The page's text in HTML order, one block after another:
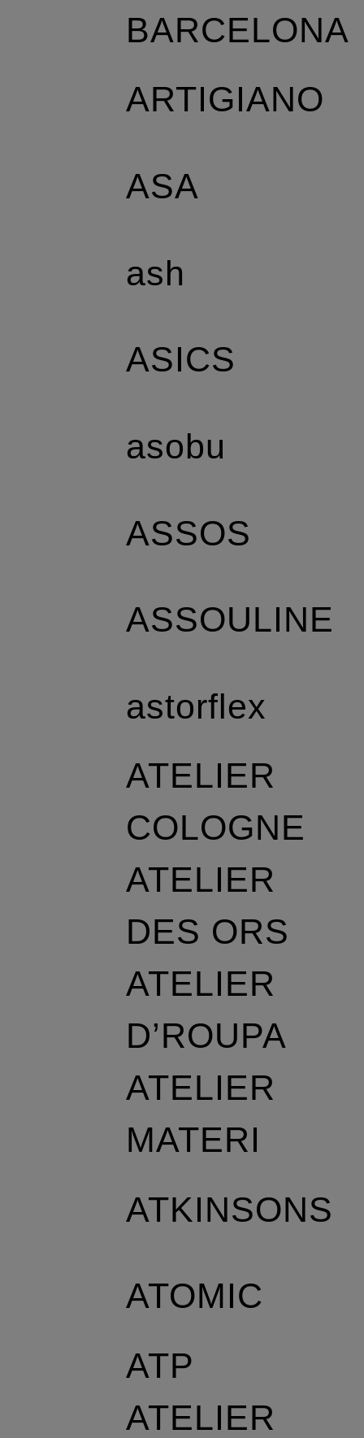
BARCELONA
ARTIGIANO
ASA
ash
ASICS
asobu
ASSOS
ASSOULINE
astorflex
ATELIER
COLOGNE
ATELIER
DES ORS
ATELIER
D’ROUPA
ATELIER
MATERI
ATKINSONS
ATOMIC
ATP
ATELIER